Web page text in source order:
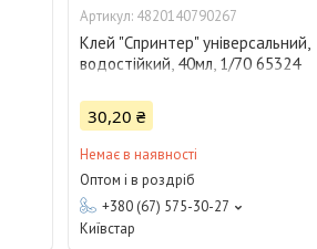
4820140790267
Клей "Спринтер" універсальний,
водостійкий, 40мл, 1/70 65324
30,20 ₴
Немає в наявності
Оптом і в роздріб
+380 (67) 575-30-27
Київстар